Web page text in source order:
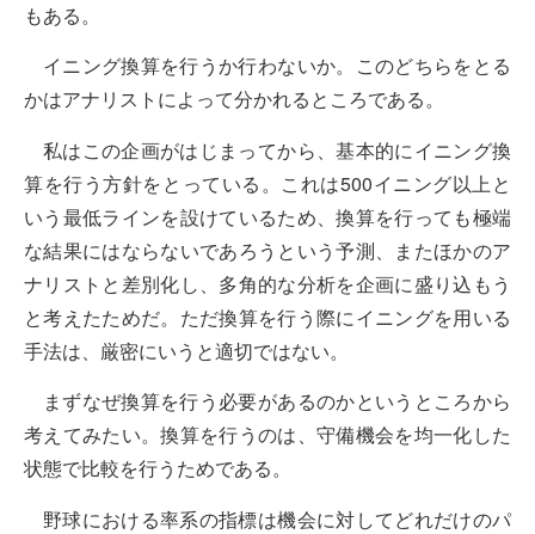
もある。
イニング換算を行うか行わないか。このどちらをとる
かはアナリストによって分かれるところである。
私はこの企画がはじまってから、基本的にイニング換
算を行う方針をとっている。これは500イニング以上と
いう最低ラインを設けているため、換算を行っても極端
な結果にはならないであろうという予測、またほかのア
ナリストと差別化し、多角的な分析を企画に盛り込もう
と考えたためだ。ただ換算を行う際にイニングを用いる
手法は、厳密にいうと適切ではない。
まずなぜ換算を行う必要があるのかというところから
考えてみたい。換算を行うのは、 守備機会を均一化した
状態で比較を行うためである。
野球における率系の指標は機会に対してどれだけのパ